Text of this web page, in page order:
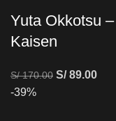
Yuta Okkotsu
Kaisen
S/170.00 S/89.00
-39%